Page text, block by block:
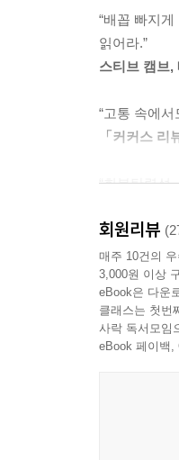
마크는 현
퇴학을 당하
따위 가지고
시행해보기
있다. 마크
잘못된 가치
밴드인 메가
살았다. 이
『신경 끄기
믿음을 버
재미있는
“배꼽 빠지
읽어라.”
스티브 캠브,
“고통 속에
「커커스 리
“회복탄력성
라이언 홀리
“마크는 삶
최고작이다.”
매튜 켑네스
회원리뷰
매주 10건의
3,000원 이상
eBook은 다운
클래스는 첫번
사락 독서모임
eBook 페이백,